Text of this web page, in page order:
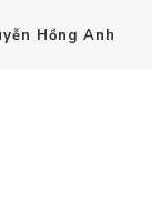
Hồng Anh